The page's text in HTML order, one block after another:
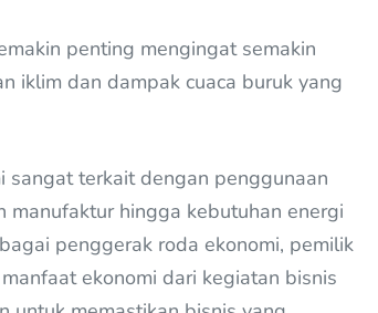
penting mengingat semakin
iklim dan dampak cuaca buruk yang
sangat terkait dengan penggunaan
hingga kebutuhan energi
penggerak roda ekonomi, pemilik
ekonomi dari kegiatan bisnis